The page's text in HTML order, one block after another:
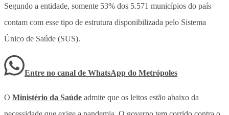
Segundo a entidade, somente 53% dos 5.571 municípios do país
contam com esse tipo de estrutura disponibilizada pelo Sistema
Único de Saúde (SUS).
Entre no canal de WhatsApp do Metrópoles
O Ministério da Saúde admite que os leitos estão abaixo da